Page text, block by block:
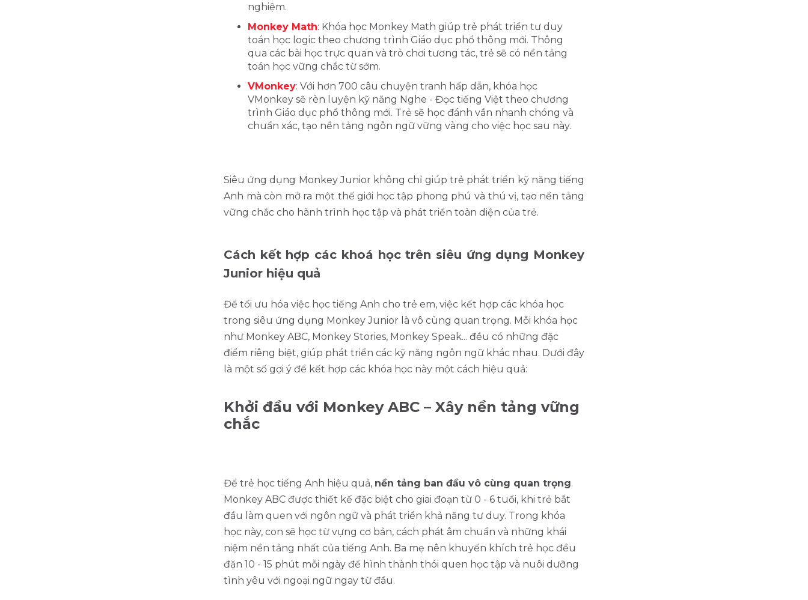
nghiệm.
Monkey Math: Khóa học Monkey Math giúp trẻ phát triển tư duy
toán học logic theo chương trình Giáo dục phổ thông mới. Thông
qua các bài học trực quan và trò chơi tương tác, trẻ sẽ có nền tảng
toán học vững chắc từ sớm.
VMonkey: Với hơn 700 câu chuyện tranh hấp dẫn, khóa học
VMonkey sẽ rèn luyện kỹ năng Nghe - Đọc tiếng Việt theo chương
trình Giáo dục phổ thông mới. Trẻ sẽ học đánh vần nhanh chóng và
chuẩn xác, tạo nền tảng ngôn ngữ vững vàng cho việc học sau này.
Siêu ứng dụng Monkey Junior không chỉ giúp trẻ phát triển kỹ năng tiếng
Anh mà còn mở ra một thế giới học tập phong phú và thú vị, tạo nền tảng
vững chắc cho hành trình học tập và phát triển toàn diện của trẻ.
Cách kết hợp các khoá học trên siêu ứng dụng Monkey
Junior hiệu quả
Để tối ưu hóa việc học tiếng Anh cho trẻ em, việc kết hợp các khóa học
trong siêu ứng dụng Monkey Junior là vô cùng quan trọng. Mỗi khóa học
như Monkey ABC, Monkey Stories, Monkey Speak... đều có những đặc
điểm riêng biệt, giúp phát triển các kỹ năng ngôn ngữ khác nhau. Dưới đây
là một số gợi ý để kết hợp các khóa học này một cách hiệu quả:
Khởi đầu với Monkey ABC – Xây nền tảng vững
chắc
Để trẻ học tiếng Anh hiệu quả, nền tảng ban đầu vô cùng quan trọng.
Monkey ABC được thiết kế đặc biệt cho giai đoạn từ 0 - 6 tuổi, khi trẻ bắt
đầu làm quen với ngôn ngữ và phát triển khả năng tư duy. Trong khóa
học này, con sẽ học từ vựng cơ bản, cách phát âm chuẩn và những khái
niệm nền tảng nhất của tiếng Anh. Ba mẹ nên khuyến khích trẻ học đều
đặn 10 - 15 phút mỗi ngày để hình thành thói quen học tập và nuôi dưỡng
tình yêu với ngoại ngữ ngay từ đầu.